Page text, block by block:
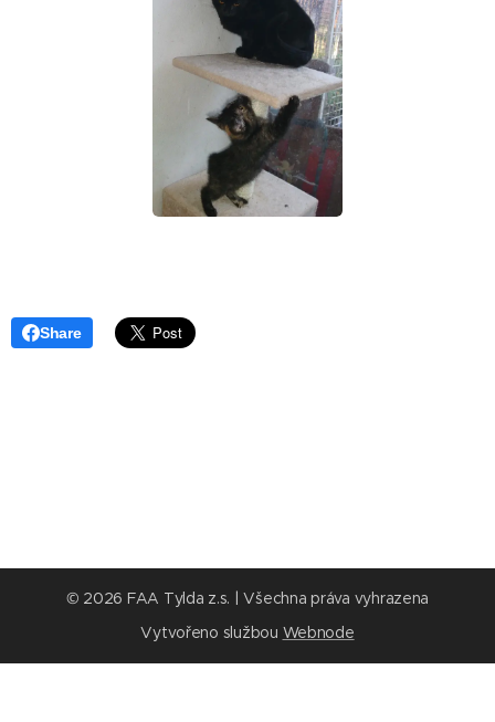
Share
© 2026 FAA Tylda z.s. | Všechna práva vyhrazena
Vytvořeno službou Webnode